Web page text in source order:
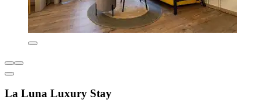
La Luna Luxury Stay